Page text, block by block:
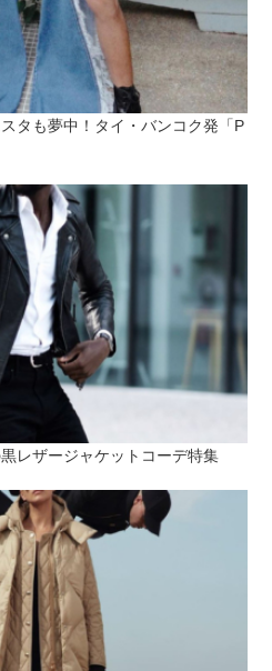
タも夢中！タイ・バンコク発「P
レザージャケットコーデ特集